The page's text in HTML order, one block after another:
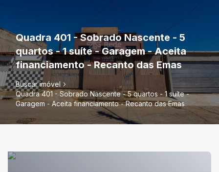
Quadra 401 - Sobrado Nascente - 5
quartos - 1 suíte - Garagem - Aceita
financiamento - Recanto das Emas
Buscar imóvel
Quadra 401 - Sobrado Nascente - 5 quartos - 1 suíte -
Garagem - Aceita financiamento - Recanto das Emas